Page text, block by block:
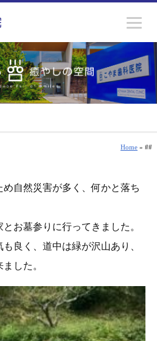
Home » ##
自然災害が多く、何かと落ち
お墓参りに行ってきました。
良く、道中は緑が沢山あり、
した。